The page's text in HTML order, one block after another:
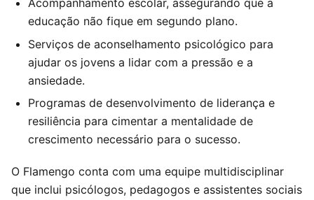
Acompanhamento escolar, assegurando que a
educação não fique em segundo plano.
Serviços de aconselhamento psicológico para
ajudar os jovens a lidar com a pressão e a
ansiedade.
Programas de desenvolvimento de liderança e
resiliência para cimentar a mentalidade de
crescimento necessário para o sucesso.
O Flamengo conta com uma equipe multidisciplinar
que inclui psicólogos, pedagogos e assistentes sociais